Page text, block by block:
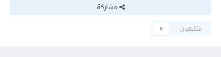
مشاركة
متابعون
0